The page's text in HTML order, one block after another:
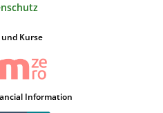
Kurse
Information